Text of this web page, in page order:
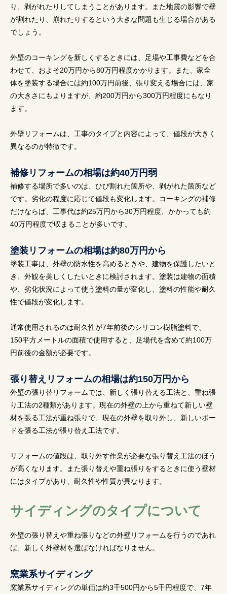
り、剥がれたりしてしまうことがあります。また地震の影響で壁
が割れたり、崩れたりするという大きな問題も生じる場合がある
でしょう。
外壁のコーキングを新しくするときには、足場や工事費などを合
わせて、およそ20万円から80万円程度かかります。また、家全
体を塗装する場合には約100万円前後、張り変える場合には、家
の大きさにもよりますが、約200万円から300万円程度にもなり
ます。
外壁リフォームは、工事のタイプと内容によって、値段が大きく
異なるのが特徴です。
補修リフォームの相場は約40万円弱
補修する場所で多いのは、ひび割れた箇所や、剥がれた箇所など
です。劣化の程度に応じて値段も変化します。コーキングの補修
だけならば、工事代は約25万円から30万円程度、かかっても約
40万円程度で収まることが多いです。
塗装リフォームの相場は約80万円から
塗装工事は、外壁の防水性を高めるときや、建物を保護したいと
き、外観を美しくしたいときに検討されます。塗装は建物の面積
や、劣化状況によって使う塗料の量が変化し、塗料の性能や耐久
性で値段が変化します。
通常使用されるのは耐久性が7年前後のシリコン樹脂塗料で、
150平方メートルの面積で使用すると、足場代を含めて約100万
円前後の金額が必要です。
張り替えリフォームの相場は約150万円から
外壁の張り替リフォームでは、新しく張り替える工法と、重ね張
り工法の2種類があります。現在の外壁の上から重ねて新しい壁
材を張る工法が重ね張りで、現在の外壁を取り外し、新しいボー
ドを張る工法が張り替え工法です。
リフォームの値段は、取り外す作業が必要な張り替え工法のほう
が高くなります。また張り替えや重ね張りをするときに使う壁材
にはタイプがあり、耐久性や性質が異なります。
サイディングのタイプについて
外壁の張り替えや重ね張りなどの外壁リフォームを行うのであれ
ば、新しく外壁材を選ばなければなりません。
窯業系サイディング
窯業系サイディングの単価は約3千500円から5千円程度で、7年